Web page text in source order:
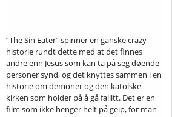
”The Sin Eater” spinner en ganske crazy
historie rundt dette med at det finnes
andre enn Jesus som kan ta på seg døende
personer synd, og det knyttes sammen i en
historie om demoner og den katolske
kirken som holder på å gå fallitt. Det er en
film som ikke henger helt på geip, for man